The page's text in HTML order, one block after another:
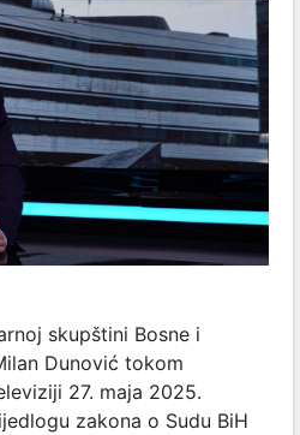
skupštini Bosne i
Dunović tokom
27. maja 2025.
zakona o Sudu BiH